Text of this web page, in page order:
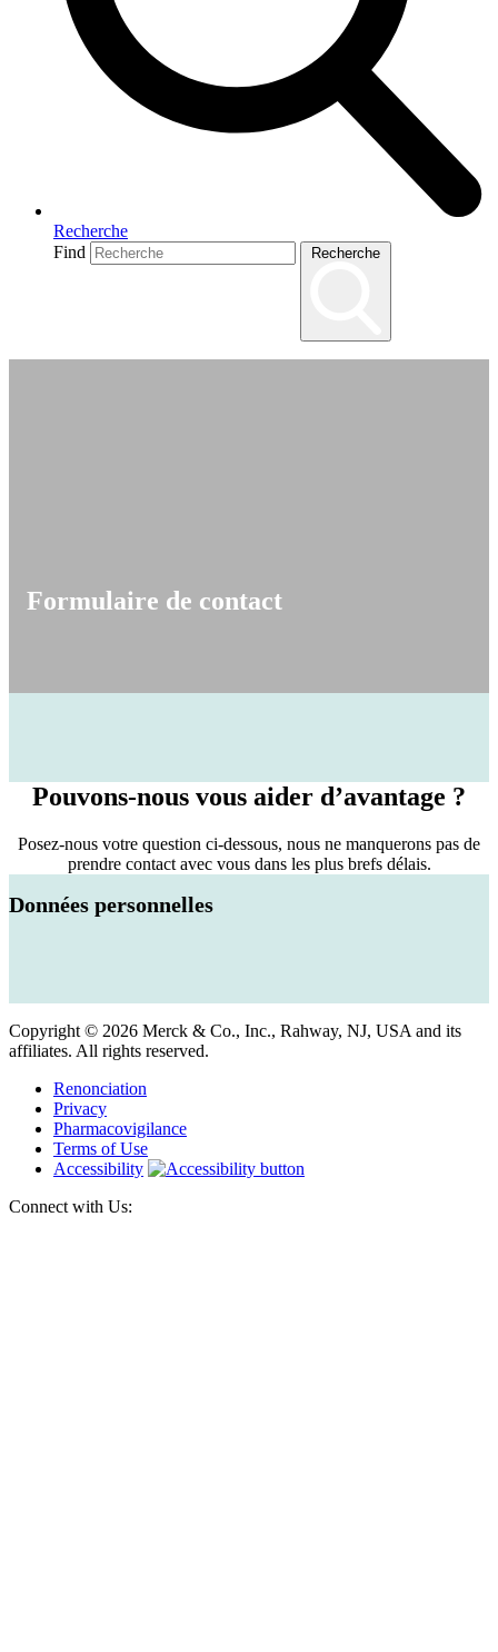
Recherche
Find
Recherche
Formulaire de contact
Pouvons-nous vous aider d’avantage ?
Posez-nous votre question ci-dessous, nous ne manquerons pas de
prendre contact avec vous dans les plus brefs délais.
Données personnelles
Copyright © 2026 Merck & Co., Inc., Rahway, NJ, USA and its
affiliates. All rights reserved.
Renonciation
Privacy
Pharmacovigilance
Terms of Use
Accessibility
Connect with Us: